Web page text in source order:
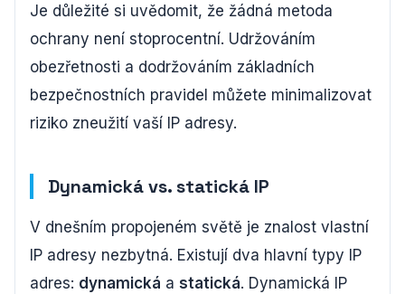
Je důležité si uvědomit, že žádná metoda
ochrany není stoprocentní. Udržováním
obezřetnosti a dodržováním základních
bezpečnostních pravidel můžete minimalizovat
riziko zneužití vaší IP adresy.
Dynamická vs. statická IP
V dnešním propojeném světě je znalost vlastní
IP adresy nezbytná. Existují dva hlavní typy IP
adres: dynamická a statická. Dynamická IP